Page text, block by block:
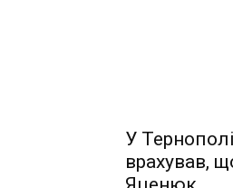
У
врахував,